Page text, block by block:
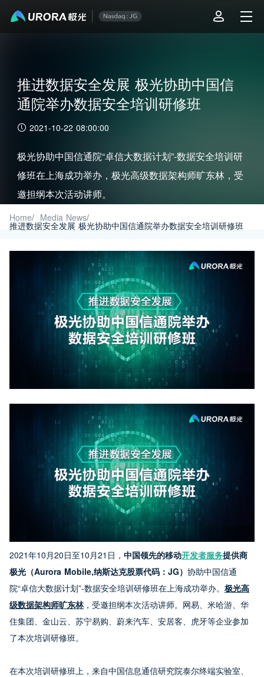
推进数据安全发展 极光协助中国信
通院举办数据安全培训研修班
2021-10-22 08:00:00
极光协助中国信通院“卓信大数据计划”-数据安全培训研
修班在上海成功举办，极光高级数据架构师旷东林，受
邀担纲本次活动讲师。
Home/ Media News/
推进数据安全发展 极光协助中国信通院举办数据安全培训研修班
2021年10月20日至10月21日， 中国领先的移动开发者服务提供商
极光（Aurora Mobile,纳斯达克股票代码：JG） 协助中国信通
院“卓信大数据计划”-数据安全培训研修班在上海成功举办。 极光高
级数据架构师旷东林，受邀担纲本次活动讲师。网易、米哈游、华
住集团、金山云、苏宁易购、蔚来汽车、安居客、虎牙等企业参加
了本次培训研修班。
在本次培训研修班上，来自中国信息通信研究院泰尔终端实验室、